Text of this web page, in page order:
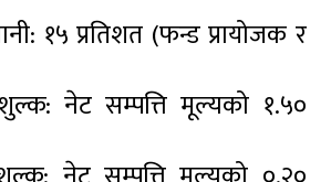
१५ प्रतिशत (फन्ड प्रायोजक र
नेट सम्पत्ति मूल्यको १.५०